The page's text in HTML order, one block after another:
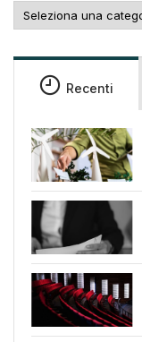
Recenti